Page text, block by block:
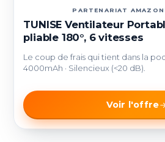
PARTENARIAT AMAZON
TUNISE Ventilateur
pliable 180°, 6 vitesses
Le coup de frais qui tient dans la
4000mAh · Silencieux (<20 dB).
Voir l'offre